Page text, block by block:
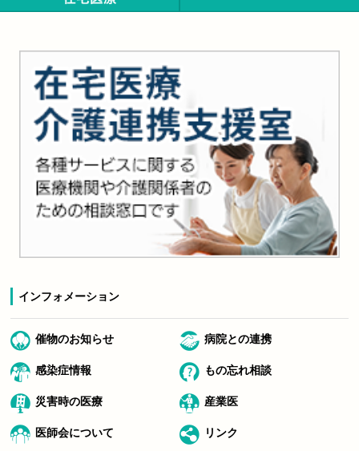
インフォメーション
催物のお知らせ 病院との連携
感染症情報 もの忘れ相談
災害時の医療 産業医
医師会について リンク